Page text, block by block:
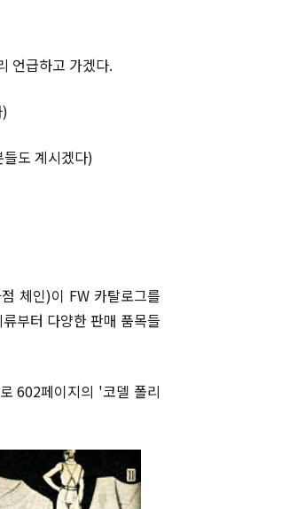
언급하고 가겠다.
도 계시겠다)
체인)이 FW 카탈로그를
부터 다양한 판매 품목들
602페이지의 '코델 폴리